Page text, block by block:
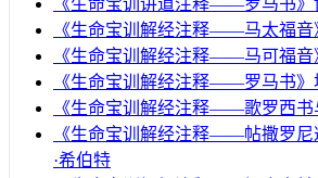
《生命宝训解经注释——马太福音
《生命宝训解经注释——马可福音
《生命宝训解经注释——罗马书》
《生命宝训解经注释——歌罗西书
《生命宝训解经注释——帖撒罗尼
·希伯特